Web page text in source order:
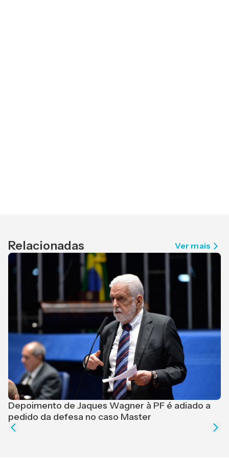
Relacionadas Ver mais
Depoimento de Jaques Wagner à PF é adiado a
pedido da defesa no caso Master